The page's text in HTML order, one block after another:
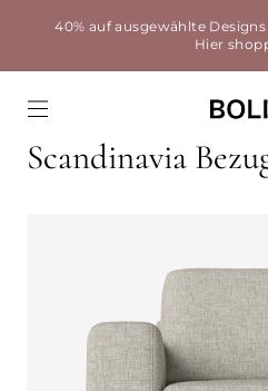
40% auf ausgewählte
Hier
Scandinavia